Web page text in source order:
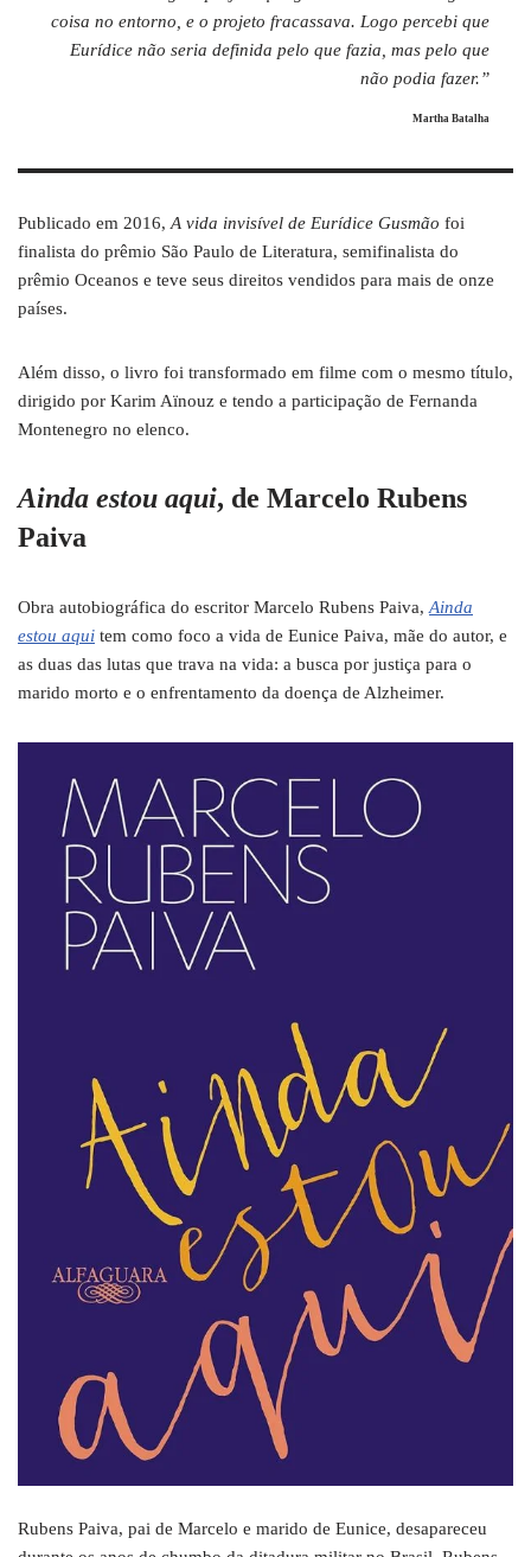
coisa no entorno, e o projeto fracassava. Logo percebi que
Eurídice não seria definida pelo que fazia, mas pelo que
não podia fazer.”
Martha Batalha
Publicado em 2016, A vida invisível de Eurídice Gusmão foi
finalista do prêmio São Paulo de Literatura, semifinalista do
prêmio Oceanos e teve seus direitos vendidos para mais de onze
países.
Além disso, o livro foi transformado em filme com o mesmo título,
dirigido por Karim Aïnouz e tendo a participação de Fernanda
Montenegro no elenco.
Ainda estou aqui, de Marcelo Rubens
Paiva
Obra autobiográfica do escritor Marcelo Rubens Paiva, Ainda
estou aqui tem como foco a vida de Eunice Paiva, mãe do autor, e
as duas das lutas que trava na vida: a busca por justiça para o
marido morto e o enfrentamento da doença de Alzheimer.
Rubens Paiva, pai de Marcelo e marido de Eunice, desapareceu